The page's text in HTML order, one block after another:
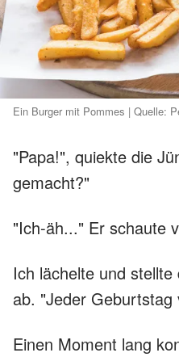
Ein Burger mit Pommes | Quelle:
"Papa!", quiekte die
gemacht?"
"Ich-äh..." Er schaute
Ich lächelte und
ab. "Jeder Geburtstag
Einen Moment lang